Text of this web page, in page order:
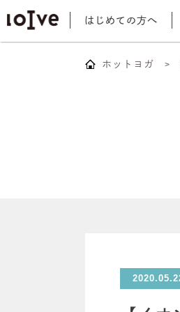
はじめての方へ
ホットヨガ